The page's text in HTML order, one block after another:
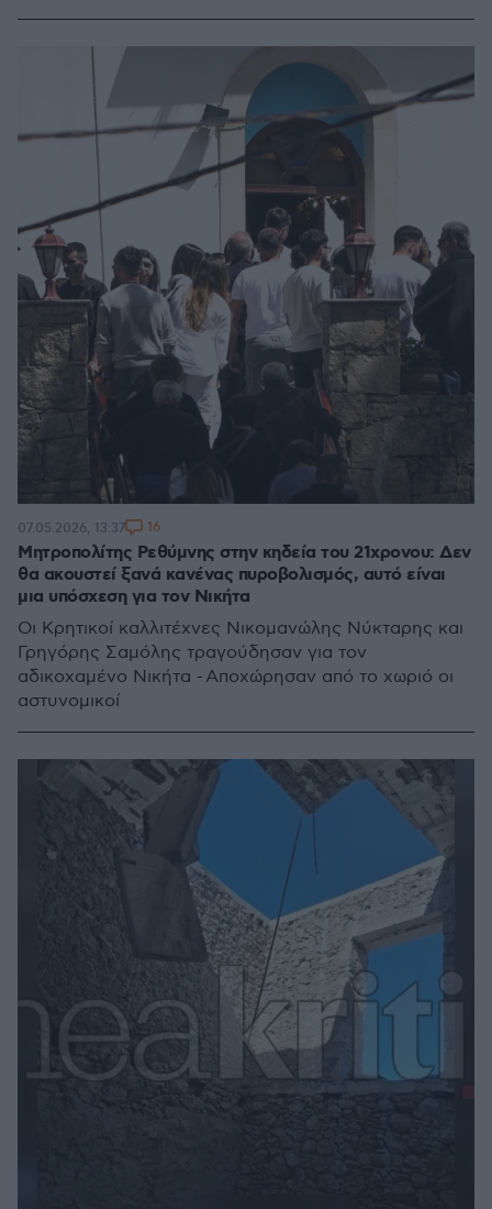
Μητροπολίτης Ρεθύμνης στην κηδεία του 21χρονου: Δεν
θα ακουστεί ξανά κανένας πυροβολισμός, αυτό είναι
μια υπόσχεση για τον Νικήτα
Οι Κρητικοί καλλιτέχνες Νικομανώλης Νύκταρης και
Γρηγόρης Σαμόλης τραγούδησαν για τον
αδικοχαμένο Νικήτα - Αποχώρησαν από το χωριό οι
αστυνομικοί
07.05.2026, 13:37 16